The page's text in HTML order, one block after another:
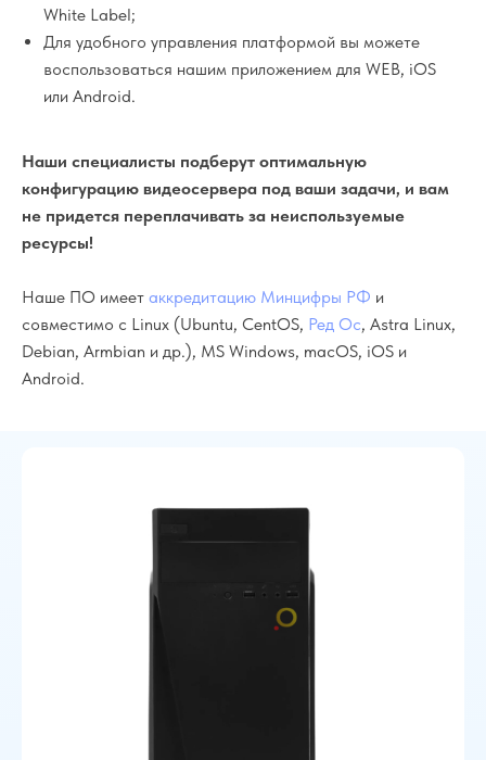
White Label;
Для удобного управления платформой вы можете
воспользоваться нашим приложением для WEB, iOS
или Android.
Наши специалисты подберут оптимальную
конфигурацию видеосервера под ваши задачи, и вам
не придется переплачивать за неиспользуемые
ресурсы!
Наше ПО имеет аккредитацию Минцифры РФ и
совместимо с Linux (Ubuntu, CentOS, Ред Ос, Astra Linux,
Debian, Armbian и др.), MS Windows, macOS, iOS и
Android.